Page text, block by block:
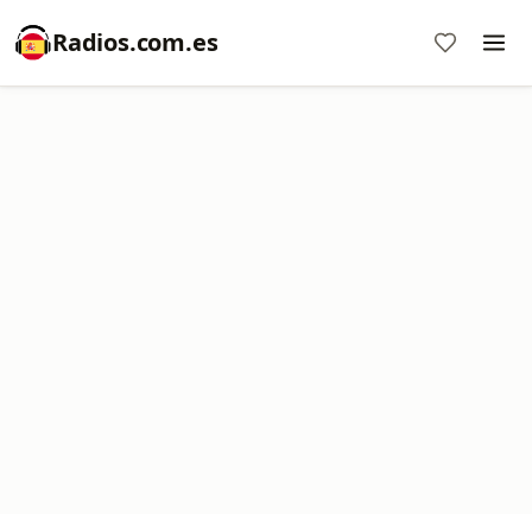
Radios.com.es